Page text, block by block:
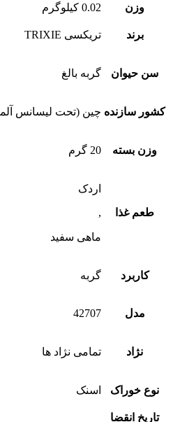
وزن 0.02 کیلوگرم
برند تریکسی TRIXIE
سن حیوان گربه بالغ
کشور سازنده چین (تحت لیسانس
وزن بسته 20 گرم
طعم غذا
اردک
,
ماهی سفید
کاربرد گربه
مدل 42707
نژاد تمامی نژاد ها
نوع خوراک اسنک
تاریخ انقضا